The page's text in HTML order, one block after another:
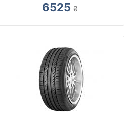
6525 ₴